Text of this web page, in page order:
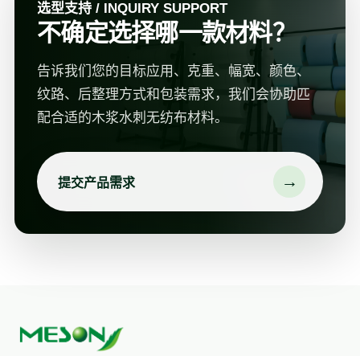
选型支持 / INQUIRY SUPPORT
不确定选择哪一款材料？
告诉我们您的目标应用、克重、幅宽、颜色、
纹路、后整理方式和包装需求，我们会协助匹
配合适的木浆水刺无纺布材料。
提交产品需求 →